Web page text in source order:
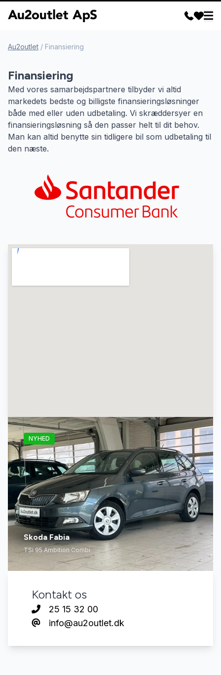
Au2outlet / Finansiering
Finansiering
Med vores samarbejdspartnere tilbyder vi altid
markedets bedste og billigste finansieringsløsninger
både med eller uden udbetaling. Vi skræddersyer en
finansieringsløsning så den passer helt til dit behov.
Man kan altid benytte sin tidligere bil som udbetaling til
den næste.
NYHED
Skoda Fabia
TSi 95 Ambition Combi
Kontakt os
25 15 32 00
info@au2outlet.dk